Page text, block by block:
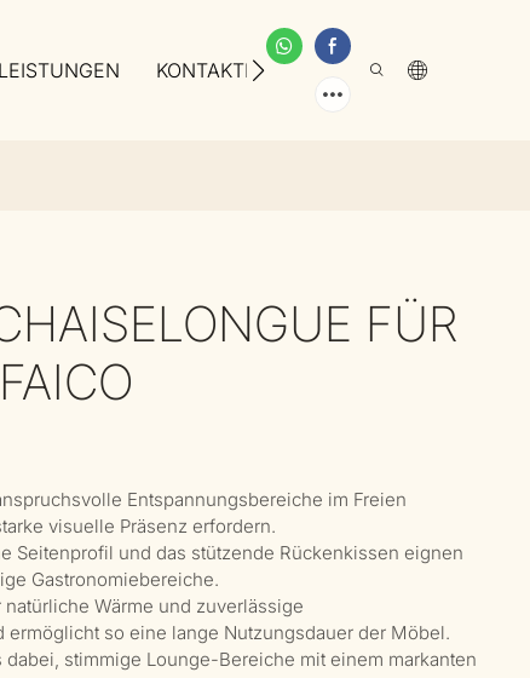
KONTAKTIEREN SIE UNS ÜBER UNS
FÜR
Entspannungsbereiche im Freien
visuelle Präsenz erfordern.
Seitenprofil und das stützende Rückenkissen eignen
Gastronomiebereiche.
Wärme und zuverlässige
so eine lange Nutzungsdauer der Möbel.
stimmige Lounge-Bereiche mit einem markanten